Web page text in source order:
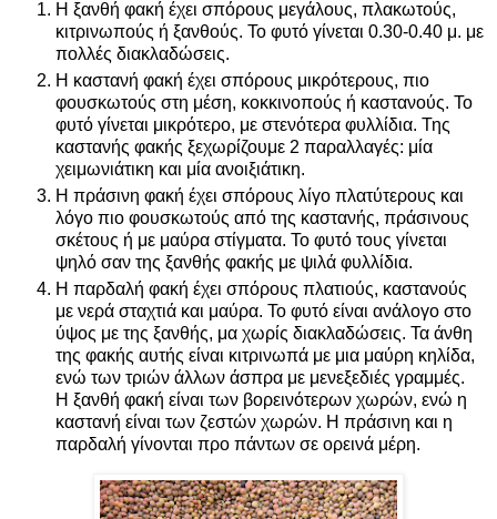
Η ξανθή φακή έχει σπόρους μεγάλους, πλακωτούς,
κιτρινωπούς ή ξανθούς. Το φυτό γίνεται 0.30-0.40 μ. με
πολλές διακλαδώσεις.
Η καστανή φακή έχει σπόρους μικρότερους, πιο
φουσκωτούς στη μέση, κοκκινοπούς ή καστανούς. Το
φυτό γίνεται μικρότερο, με στενότερα φυλλίδια. Της
καστανής φακής ξεχωρίζουμε 2 παραλλαγές: μία
χειμωνιάτικη και μία ανοιξιάτικη.
Η πράσινη φακή έχει σπόρους λίγο πλατύτερους και
λόγο πιο φουσκωτούς από της καστανής, πράσινους
σκέτους ή με μαύρα στίγματα. Το φυτό τους γίνεται
ψηλό σαν της ξανθής φακής με ψιλά φυλλίδια.
Η παρδαλή φακή έχει σπόρους πλατιούς, καστανούς
με νερά σταχτιά και μαύρα. Το φυτό είναι ανάλογο στο
ύψος με της ξανθής, μα χωρίς διακλαδώσεις. Τα άνθη
της φακής αυτής είναι κιτρινωπά με μια μαύρη κηλίδα,
ενώ των τριών άλλων άσπρα με μενεξεδιές γραμμές.
Η ξανθή φακή είναι των βορεινότερων χωρών, ενώ η
καστανή είναι των ζεστών χωρών. Η πράσινη και η
παρδαλή γίνονται προ πάντων σε ορεινά μέρη.